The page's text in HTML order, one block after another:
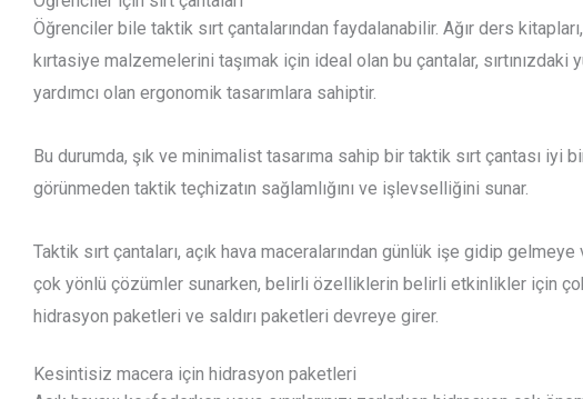
Öğrenciler bile taktik sırt çantalarından faydalanabilir. Ağır ders
kırtasiye malzemelerini taşımak için ideal olan bu çantalar, sırtınızdaki
yardımcı olan ergonomik tasarımlara sahiptir.
Bu durumda, şık ve minimalist tasarıma sahip bir taktik sırt çantası iyi
görünmeden taktik teçhizatın sağlamlığını ve işlevselliğini sunar.
Taktik sırt çantaları, açık hava maceralarından günlük işe gidip
çok yönlü çözümler sunarken, belirli özelliklerin belirli etkinlikler için
hidrasyon paketleri ve saldırı paketleri devreye girer.
Kesintisiz macera için hidrasyon paketleri